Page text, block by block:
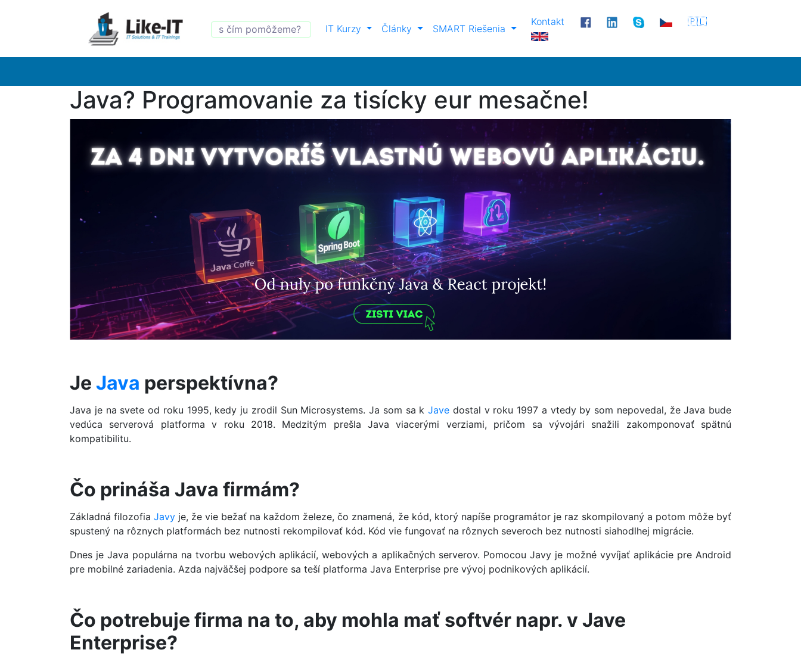
IT Kurzy Články SMART Riešenia
Kontakt 🇵🇱
Java? Programovanie za tisícky eur mesačne!
Je Java perspektívna?
Java je na svete od roku 1995, kedy ju zrodil Sun Microsystems. Ja som sa k Jave dostal v roku 1997 a vtedy by som nepovedal, že Java bude
vedúca serverová platforma v roku 2018. Medzitým prešla Java viacerými verziami, pričom sa vývojári snažili zakomponovať spätnú
kompatibilitu.
Čo prináša Java firmám?
Základná filozofiaJavy je, že vie bežať na každom železe, čo znamená, že kód, ktorý napíše programátor je raz skompilovaný a potom môže byť
spustený na rôznych platformách bez nutnosti rekompilovať kód. Kód vie fungovať na rôznych severoch bez nutnosti siahodlhej migrácie.
Dnes je Java populárna na tvorbu webových aplikácií, webových a aplikačných serverov. Pomocou Javy je možné vyvíjať aplikácie pre Android
pre mobilné zariadenia. Azda najväčšej podpore sa teší platforma Java Enterprise pre vývoj podnikových aplikácií.
Čo potrebuje firma na to, aby mohla mať softvér napr. v Jave
Enterprise?